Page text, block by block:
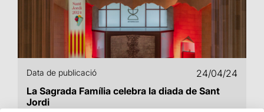
Data de publicació
24/04/24
La Sagrada Família celebra la diada de Sant
Jordi